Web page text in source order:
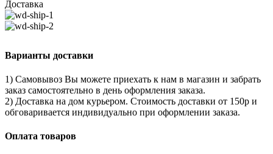
Доставка
Варианты доставки
1) Самовывоз Вы можете приехать к нам в магазин и забрать
заказ самостоятельно в день оформления заказа.
2) Доставка на дом курьером. Стоимость доставки от 150р и
обговаривается индивидуально при оформлении заказа.
Оплата товаров